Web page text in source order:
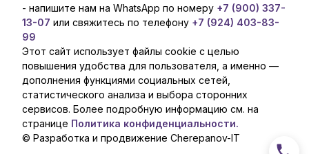
- напишите нам на WhatsApp по номеру +7 (900) 337-
13-07 или свяжитесь по телефону +7 (924) 403-83-
99
Этот сайт использует файлы cookie с целью
повышения удобства для пользователя, а именно —
дополнения функциями социальных сетей,
статистического анализа и выбора сторонних
сервисов. Более подробную информацию см. на
странице Политика конфиденциальности.
© Разработка и продвижение Cherepanov-IT